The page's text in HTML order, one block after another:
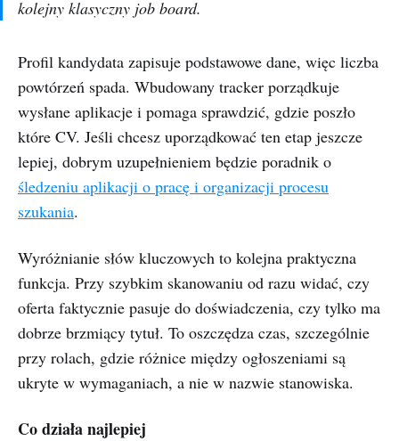
kolejny klasyczny job board.
Profil kandydata zapisuje podstawowe dane, więc liczba
powtórzeń spada. Wbudowany tracker porządkuje
wysłane aplikacje i pomaga sprawdzić, gdzie poszło
które CV. Jeśli chcesz uporządkować ten etap jeszcze
lepiej, dobrym uzupełnieniem będzie poradnik o
śledzeniu aplikacji o pracę i organizacji procesu
szukania.
Wyróżnianie słów kluczowych to kolejna praktyczna
funkcja. Przy szybkim skanowaniu od razu widać, czy
oferta faktycznie pasuje do doświadczenia, czy tylko ma
dobrze brzmiący tytuł. To oszczędza czas, szczególnie
przy rolach, gdzie różnice między ogłoszeniami są
ukryte w wymaganiach, a nie w nazwie stanowiska.
Co działa najlepiej